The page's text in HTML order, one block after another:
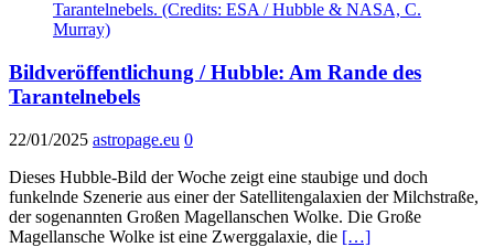
Bildveröffentlichung / Hubble: Am Rande des
Tarantelnebels
22/01/2025 astropage.eu 0
Dieses Hubble-Bild der Woche zeigt eine staubige und doch
funkelnde Szenerie aus einer der Satellitengalaxien der Milchstraße,
der sogenannten Großen Magellanschen Wolke. Die Große
Magellansche Wolke ist eine Zwerggalaxie, die […]